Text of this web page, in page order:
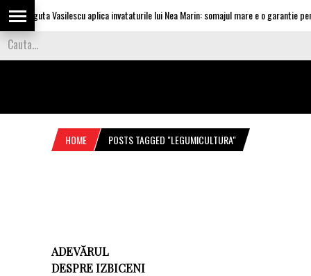
Olguta Vasilescu aplica invataturile lui Nea Marin: somajul mare e o garantie
HOME POSTS TAGGED "LEGUMICULTURA"
ADEVĂRUL
DESPRE IZBICENI